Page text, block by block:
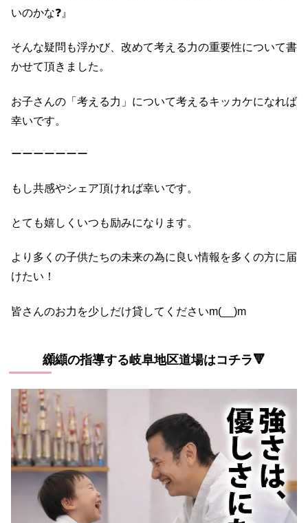
いのかな❓』
そんな疑問も浮かび、改めて考える力の重要性について書
かせて頂きました。
お子さんの「考える力」について考えるキッカケになれば
幸いです。
ーーーーーーー
もし共感やシェア頂ければ幸いです。
とても嬉しくいつも励みになります。
より多くの子供たちの未来の為に良い情報を多くの方に届
けたい ！
皆さんのお力を少しだけ貸してくださいm(__)m
纐纈の指導する岐阜地区道場はコチラ🔻